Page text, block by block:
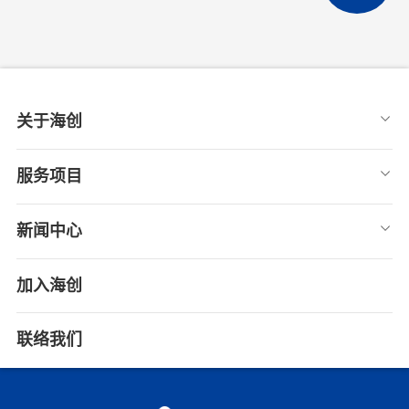
关于海创
服务项目
新闻中心
加入海创
联络我们